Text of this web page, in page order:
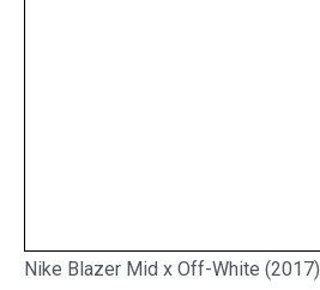
Nike Blazer Mid x Off-White (2017)